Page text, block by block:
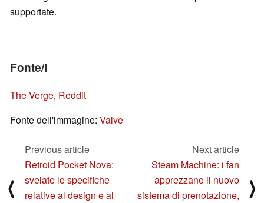
supportate.
Fonte/i
The Verge, Reddit
Fonte dell'immagine: Valve
⟨
Previous article
Retroid Pocket Nova:
svelate le specifiche
relative al design e al
Next article
Steam Machine: i fan
apprezzano il nuovo
sistema di prenotazione,
⟩